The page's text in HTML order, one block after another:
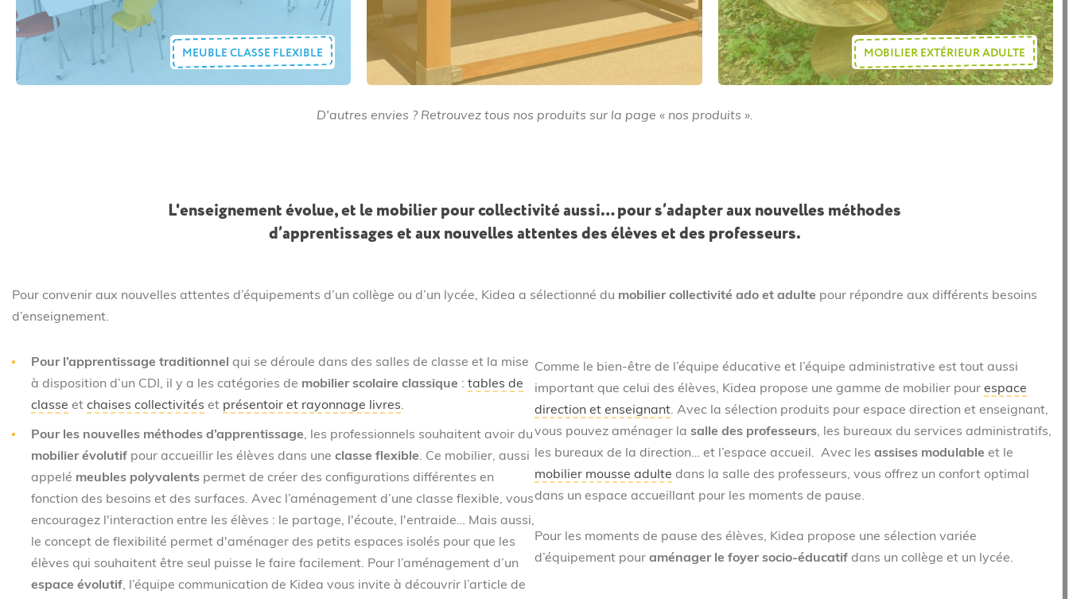
MEUBLE CLASSE FLEXIBLE MOBILIER EXTÉRIEUR ADULTE
D'autres envies ? Retrouvez tous nos produits sur la page « nos produits ».
L'enseignement évolue, et le mobilier pour collectivité aussi… pour s’adapter aux nouvelles méthodes
d’apprentissages et aux nouvelles attentes des élèves et des professeurs.
Pour convenir aux nouvelles attentes d’équipements d’un collège ou d’un lycée, Kidea a sélectionné du mobilier collectivité ado et adulte pour répondre aux différents besoins
d’enseignement.
Pour l’apprentissage traditionnel qui se déroule dans des salles de classe et la mise
à disposition d’un CDI, il y a les catégories de mobilier scolaire classique : tables de
classe et chaises collectivités et présentoir et rayonnage livres.
Pour les nouvelles méthodes d’apprentissage, les professionnels souhaitent avoir du
mobilier évolutif pour accueillir les élèves dans une classe flexible. Ce mobilier, aussi
appelé meubles polyvalents permet de créer des configurations différentes en
fonction des besoins et des surfaces. Avec l’aménagement d’une classe flexible, vous
encouragez l'interaction entre les élèves : le partage, l'écoute, l'entraide… Mais aussi,
le concept de flexibilité permet d'aménager des petits espaces isolés pour que les
élèves qui souhaitent être seul puisse le faire facilement. Pour l’aménagement d’un
espace évolutif, l’équipe communication de Kidea vous invite à découvrir l’article de
Comme le bien-être de l’équipe éducative et l’équipe administrative est tout aussi
important que celui des élèves, Kidea propose une gamme de mobilier pour espace
direction et enseignant. Avec la sélection produits pour espace direction et enseignant,
vous pouvez aménager la salle des professeurs, les bureaux du services administratifs,
les bureaux de la direction… et l’espace accueil. Avec les assises modulable et le
mobilier mousse adulte dans la salle des professeurs, vous offrez un confort optimal
dans un espace accueillant pour les moments de pause.
Pour les moments de pause des élèves, Kidea propose une sélection variée
d’équipement pour aménager le foyer socio-éducatif dans un collège et un lycée.